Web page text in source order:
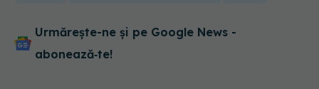
Urmărește-ne și pe Google News -
abonează‑te!